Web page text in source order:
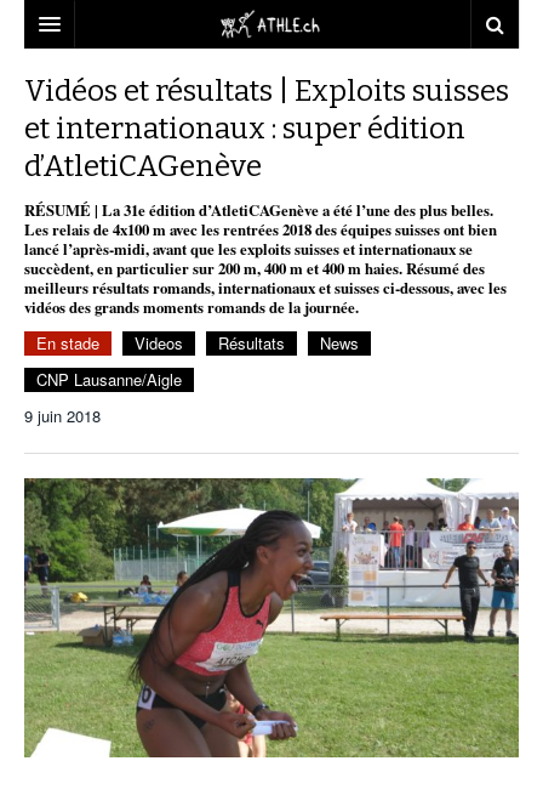
ACCUEIL
DOSSIERS
CHRONIQUES
TOUT
MICHEL HERREN
REPORTAGES
DOPAGE
GALERIES
STATISTIQUES
STATISTIQUES
MINIMA
PARTENAIRES
CNP
PARTENAIRES
CLUBS PARTENAIRES
FÉDÉRATION
PUBLICITÉ
VIDEOS
CLUB D’ATHLÉTISME
TOUS SUPPORTERS D’ATHLE.CH !
NOUS CONTACTER
POURQUOI ATHLE.CH ?
ATHLE.CH RÉGIONS
CNP LAUSANNE/AIGLE
ATHLE.CH RÉGIONS | JURA
ATHLE.CH RÉGIONS | VAUD
ATHLE.CH VINTAGE
BIOGRAPHIES
HIGHLIGHTS
LIVRES
Vidéos et résultats | Exploits suisses
et internationaux : super édition
d’AtletiCAGenève
RÉSUMÉ | La 31e édition d’AtletiCAGenève a été l’une des plus belles.
Les relais de 4x100 m avec les rentrées 2018 des équipes suisses ont bien
lancé l’après-midi, avant que les exploits suisses et internationaux se
succèdent, en particulier sur 200 m, 400 m et 400 m haies. Résumé des
meilleurs résultats romands, internationaux et suisses ci-dessous, avec les
vidéos des grands moments romands de la journée.
En stade Videos Résultats
News
CNP Lausanne/Aigle
9 juin 2018